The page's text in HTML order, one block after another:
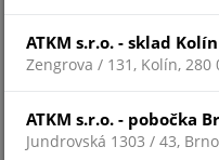
Pro zobrazení
ATKM s.r.o. - sklad Kolín
Zengrova / 131, Kolín, 280
ATKM s.r.o. - pobočka
Jundrovská 1303 / 43,